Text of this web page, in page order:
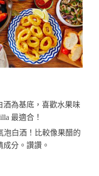
酒為基底，喜歡水果味
最適合！
泡白酒！比較像果醋的
分。讚讚。